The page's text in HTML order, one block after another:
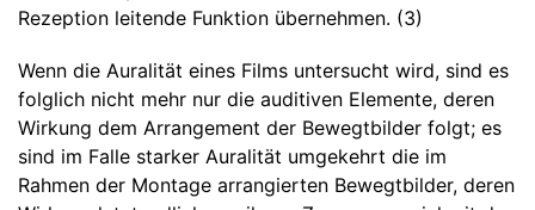
Rezeption leitende Funktion übernehmen. (3)
Wenn die Auralität eines Films untersucht wird, sind es
folglich nicht mehr nur die auditiven Elemente, deren
Wirkung dem Arrangement der Bewegtbilder folgt; es
sind im Falle starker Auralität umgekehrt die im
Rahmen der Montage arrangierten Bewegtbilder, deren